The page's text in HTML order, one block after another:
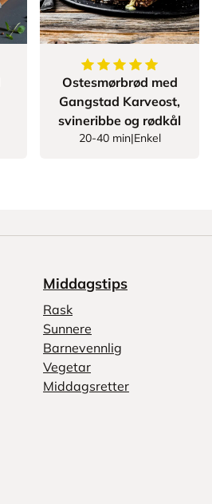
5av5stjerner
Ostesmørbrød med
Gangstad Karveost,
svineribbe og rødkål
20-40 min|Enkel
Middagstips
Rask
Sunnere
Barnevennlig
Vegetar
Middagsretter